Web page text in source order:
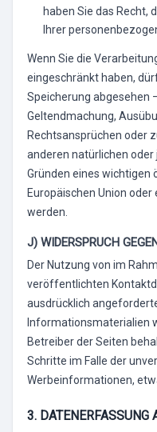
haben Sie das Recht,
Ihrer
Wenn Sie die
eingeschränkt haben,
Speicherung abgesehen
Geltendmachung,
Rechtsansprüchen oder
anderen natürlichen
Gründen eines
Europäischen Union
werden.
J) WIDERSPRUCH
Der Nutzung von im
veröffentlichten
ausdrücklich
Informationsmaterialien
Betreiber der Seiten
Schritte im Falle der
Werbeinformationen,
3. DATENERFASSUNG